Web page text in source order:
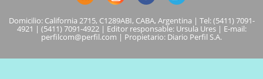
Domicilio: California 2715, C1289ABI, CABA, Argentina | Tel: (5411) 7091-
4921 | (5411) 7091-4922 | Editor responsable: Ursula Ures | E-mail:
perfilcom@perfil.com | Propietario: Diario Perfil S.A.